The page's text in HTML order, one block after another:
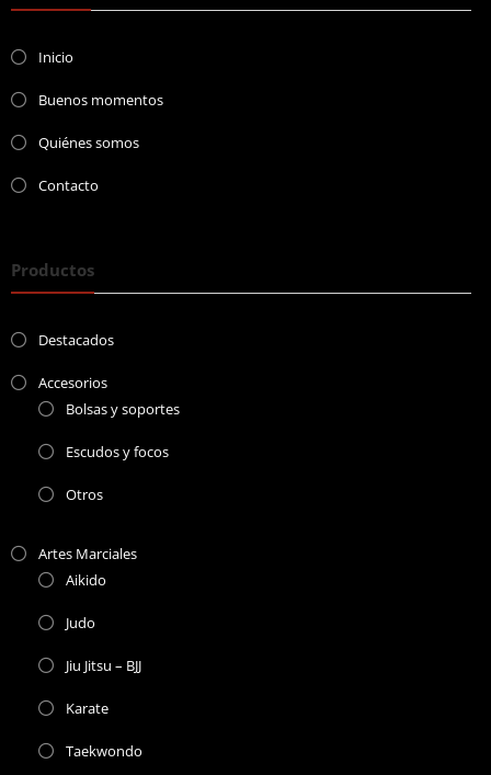
Inicio
Buenos momentos
Quiénes somos
Contacto
Productos
Destacados
Accesorios
Bolsas y soportes
Escudos y focos
Otros
Artes Marciales
Aikido
Judo
Jiu Jitsu – BJJ
Karate
Taekwondo